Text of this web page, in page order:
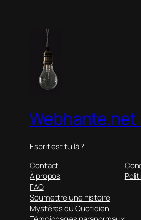
Esprit est tu là ?
Contact
À propos
FAQ
Soumettre une histoire
Mystères du Quotidien